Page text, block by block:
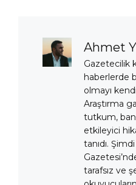
Ahmet
Gazetecilik
haberlerde
olmayı
Araştırma
tutkum,
etkileyici
tanıdı.
tarafsız ve